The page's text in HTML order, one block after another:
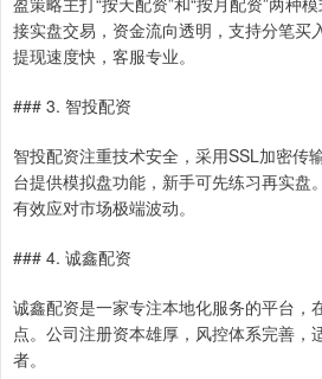
接实盘交易，资金流向透明，支持分笔买
提现速度快，客服专业。
### 3. 智投配资
智投配资注重技术安全，采用SSL加密传
台提供模拟盘功能，新手可先练习再实盘
有效应对市场极端波动。
### 4. 诚鑫配资
诚鑫配资是一家专注本地化服务的平台，
点。公司注册资本雄厚，风控体系完善，
者。